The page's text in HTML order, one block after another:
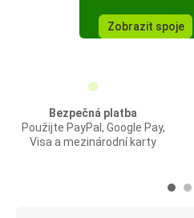
Zobrazit spoje
Bezpečná platba
Použijte PayPal, Google Pay,
Visa a mezinárodní karty